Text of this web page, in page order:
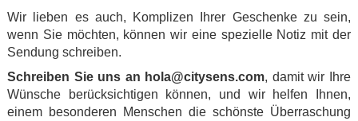
Wir lieben es auch, Komplizen Ihrer Geschenke zu sein,
wenn Sie möchten, können wir eine spezielle Notiz mit der
Sendung schreiben.
Schreiben Sie uns an hola@citysens.com, damit wir Ihre
Wünsche berücksichtigen können, und wir helfen Ihnen,
einem besonderen Menschen die schönste Überraschung